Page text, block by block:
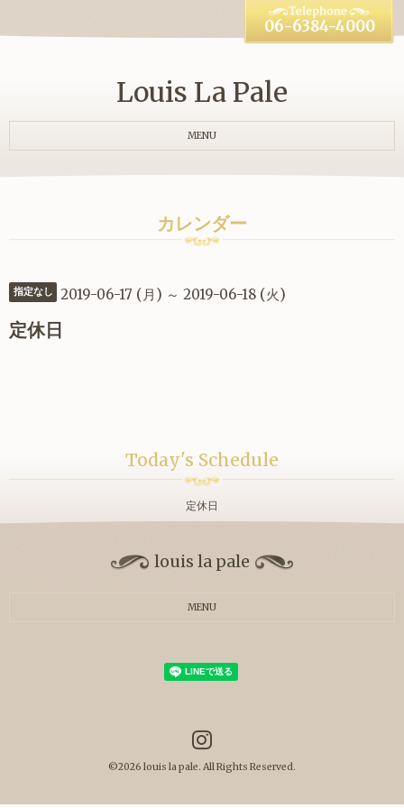
Louis La Pale
06-6384-4000
MENU
カレンダー
指定なし 2019-06-17 (月) ～ 2019-06-18 (火)
定休日
Today's Schedule
定休日
louis la pale
MENU
©2026 louis la pale. All Rights Reserved.